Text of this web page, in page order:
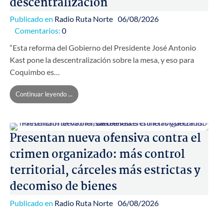
Publicado en Radio Ruta Norte 06/08/2026
Comentarios: 0
“Esta reforma del Gobierno del Presidente José Antonio
Kast pone la descentralización sobre la mesa, y eso para
Coquimbo es…
Continuar leyendo ...
Presentan nueva ofensiva contra el
crimen organizado: más control
territorial, cárceles más estrictas y
decomiso de bienes
Publicado en Radio Ruta Norte 06/08/2026